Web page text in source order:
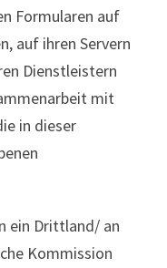
Formularen auf
auf ihren Servern
Dienstleistern
mit
in dieser
ein Drittland/ an
Kommission